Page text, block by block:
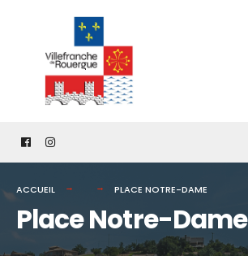
content
ACCUEIL PLACE NOTRE-DAME
Place Notre-Dame